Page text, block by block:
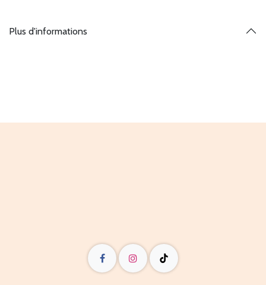
Plus d'informations